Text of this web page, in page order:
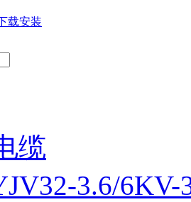
载安装
缆
3.6/